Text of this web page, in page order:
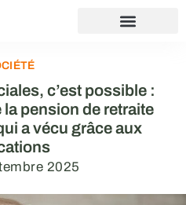
c’est possible :
pension de retraite
a vécu grâce aux
2025